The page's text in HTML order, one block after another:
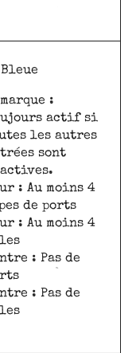
:
actif si
les autres
sont
: Au moins 4
de ports
: Au moins 4
: Pas de
: Pas de